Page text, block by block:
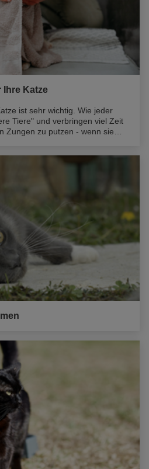
Ihre Katze
ist sehr wichtig. Wie jeder
Tiere" und verbringen viel Zeit
Zungen zu putzen - wenn sie
je nach Rasse kann eine
sein.